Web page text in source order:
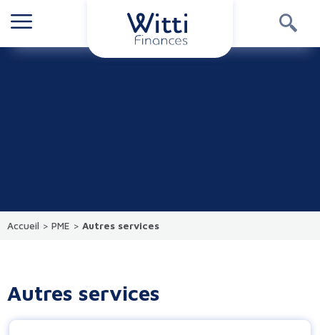
Accueil > PME > Autres services
Autres services